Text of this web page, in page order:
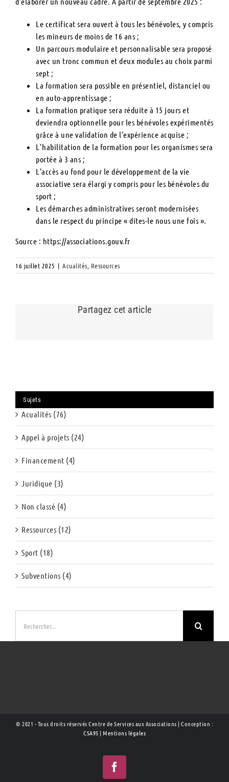
Le certificat sera ouvert à tous les bénévoles, y compris
les mineurs de moins de 16 ans ;
Un parcours modulaire et personnalisable sera proposé
avec un tronc commun et deux modules au choix parmi
sept ;
La formation sera possible en présentiel, distanciel ou
en auto-apprentissage ;
La formation pratique sera réduite à 15 jours et
deviendra optionnelle pour les bénévoles expérimentés
grâce à une validation de l’expérience acquise ;
L’habilitation de la formation pour les organismes sera
portée à 3 ans ;
L’accès au fond pour le développement de la vie
associative sera élargi y compris pour les bénévoles du
sport ;
Les démarches administratives seront modernisées
dans le respect du principe « dites-le nous une fois ».
Source : https://associations.gouv.fr
16 juillet 2025 | Acualités Ressources
Partagez cet article
Sujets
Acualités (76)
Appel à projets (24)
Financement (4)
Juridique (3)
Non classé (4)
Ressources (12)
Sport (18)
Subventions (4)
© 2021 - Tous droits réservés Centre de Services aux Associations | Conception :
CSA95 | Mentions légales
Facebook